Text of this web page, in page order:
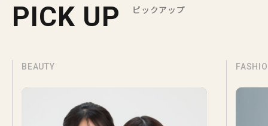
PICK UP ピックアップ
BEAUTY